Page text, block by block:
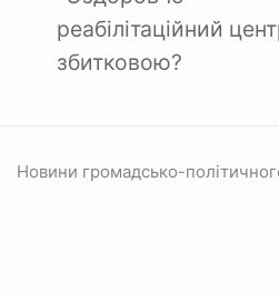
реабілітаційний
збитковою?
Новини громадсько-